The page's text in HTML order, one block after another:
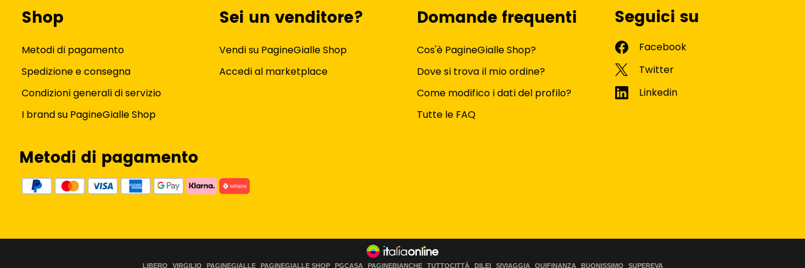
Shop
Metodi di pagamento
Spedizione e consegna
Condizioni generali di servizio
I brand su PagineGialle Shop
Sei un venditore?
Vendi su PagineGialle Shop
Accedi al marketplace
Domande frequenti
Cos'è PagineGialle Shop?
Dove si trova il mio ordine?
Come modifico i dati del profilo?
Tutte le FAQ
Seguici su
Metodi di pagamento
LIBERO VIRGILIO PAGINEGIALLE PAGINEGIALLE SHOP PGCASA PAGINEBIANCHE TUTTOCITTÀ DILEI SIVIAGGIA QUIFINANZA BUONISSIMO SUPEREVA